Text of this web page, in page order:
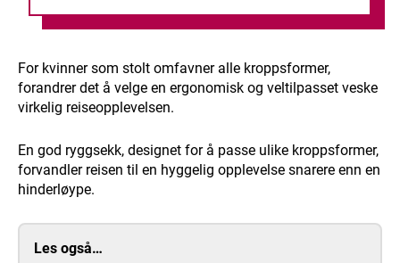
For kvinner som stolt omfavner alle kroppsformer,
forandrer det å velge en ergonomisk og veltilpasset veske
virkelig reiseopplevelsen.
En god ryggsekk, designet for å passe ulike kroppsformer,
forvandler reisen til en hyggelig opplevelse snarere enn en
hinderløype.
Les også…